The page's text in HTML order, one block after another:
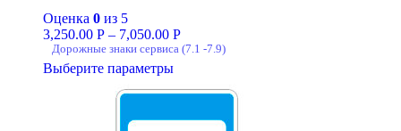
Оценка 0 из 5
3,250.00 Р – 7,050.00 Р
Дорожные знаки сервиса (7.1 -7.9)
Выберите параметры